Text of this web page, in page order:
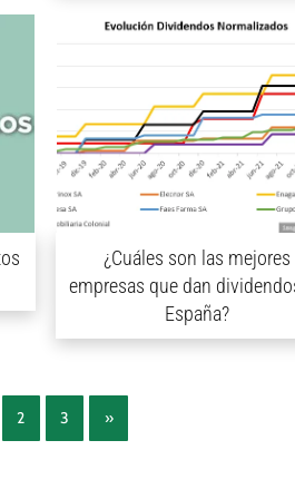
¿Cuáles son las mejores
empresas que dan
España?
2 3 »